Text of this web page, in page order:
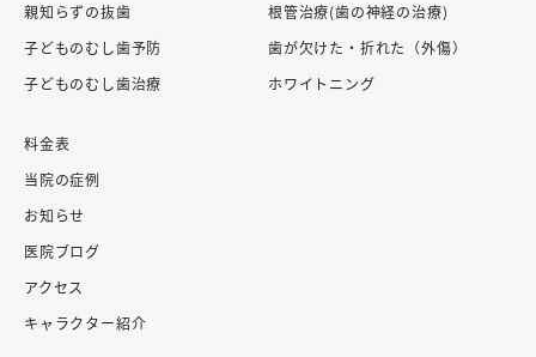
親知らずの抜歯
子どものむし歯予防
子どものむし歯治療
根管治療(歯の神経の治療)
歯が欠けた・折れた（外傷）
ホワイトニング
料金表
当院の症例
お知らせ
医院ブログ
アクセス
キャラクター紹介